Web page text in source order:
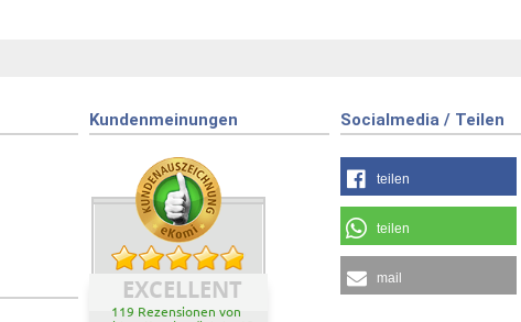
Kundenmeinungen
EXCELLENT
119 Rezensionen von
Socialmedia / Teilen
teilen
teilen
mail